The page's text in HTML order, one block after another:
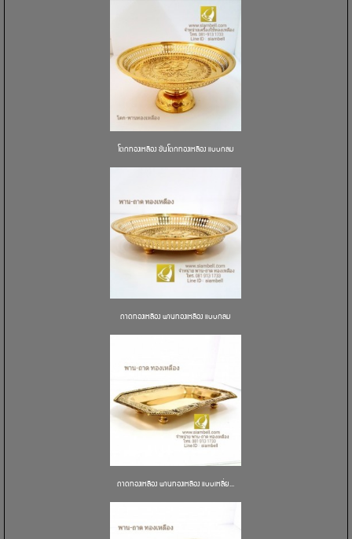
โตกทองเหลือง ขันโตกทองเหลือง แบบกลม
ถาดทองเหลือง พานทองเหลือง แบบกลม
ถาดทองเหลือง พานทองเหลือง แบบเหลี่ย...